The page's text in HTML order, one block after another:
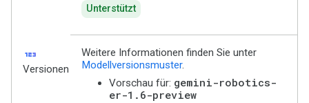
Unterstützt
123
Versionen
Weitere Informationen finden Sie unter
Modellversionsmuster.
Vorschau für: gemini-robotics-
er-1.6-preview